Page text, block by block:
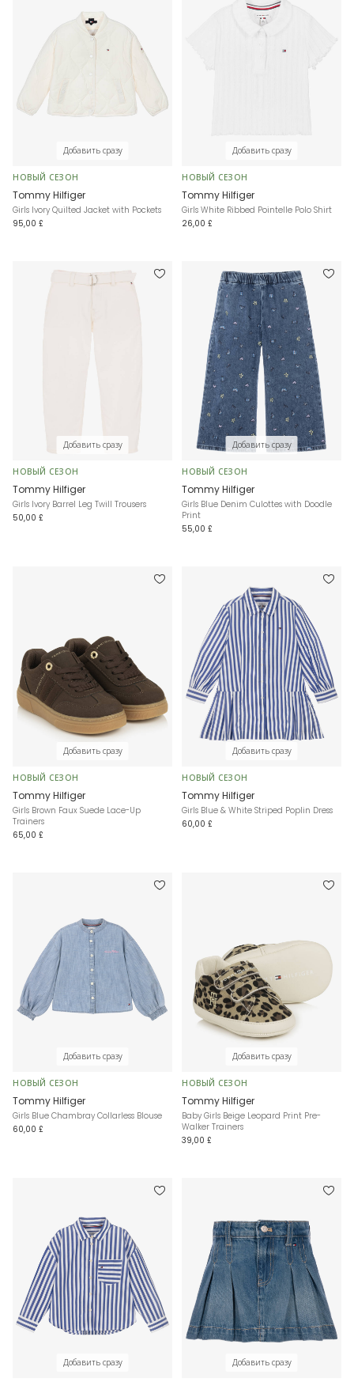
Добавить сразу
НОВЫЙ СЕЗОН
Tommy Hilfiger
Girls Ivory Quilted Jacket with Pockets
95,00 £
Добавить сразу
НОВЫЙ СЕЗОН
Tommy Hilfiger
Girls White Ribbed Pointelle Polo Shirt
26,00 £
Добавить сразу
НОВЫЙ СЕЗОН
Tommy Hilfiger
Girls Ivory Barrel Leg Twill Trousers
50,00 £
Добавить сразу
НОВЫЙ СЕЗОН
Tommy Hilfiger
Girls Blue Denim Culottes with Doodle
Print
55,00 £
Добавить сразу
НОВЫЙ СЕЗОН
Tommy Hilfiger
Girls Brown Faux Suede Lace-Up
Trainers
65,00 £
Добавить сразу
НОВЫЙ СЕЗОН
Tommy Hilfiger
Girls Blue & White Striped Poplin Dress
60,00 £
Добавить сразу
НОВЫЙ СЕЗОН
Tommy Hilfiger
Girls Blue Chambray Collarless Blouse
60,00 £
Добавить сразу
НОВЫЙ СЕЗОН
Tommy Hilfiger
Baby Girls Beige Leopard Print Pre-
Walker Trainers
39,00 £
Добавить сразу Добавить сразу